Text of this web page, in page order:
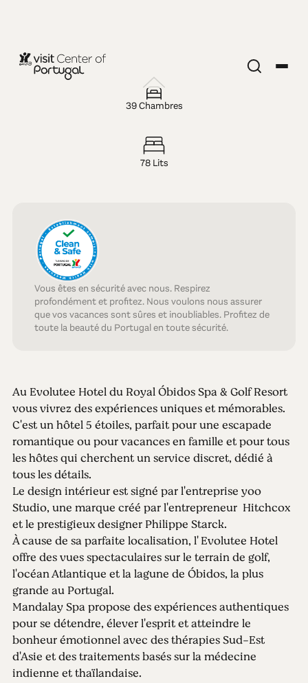
HÔTEL — 5 ÉTOILES
Evolutee
39 Chambres
78 Lits
Vous êtes en sécurité avec nous. Respirez
profondément et profitez. Nous voulons nous assurer
que vos vacances sont sûres et inoubliables. Profitez de
toute la beauté du Portugal en toute sécurité.
Au Evolutee Hotel du Royal Óbidos Spa & Golf Resort
vous vivrez des expériences uniques et mémorables.
C'est un hôtel 5 étoiles, parfait pour une escapade
romantique ou pour vacances en famille et pour tous
les hôtes qui cherchent un service discret, dédié à
tous les détails.
Le design intérieur est signé par l'entreprise yoo
Studio, une marque créé par l'entrepreneur Hitchcox
et le prestigieux designer Philippe Starck.
À cause de sa parfaite localisation, l' Evolutee Hotel
offre des vues spectaculaires sur le terrain de golf,
l'océan Atlantique et la lagune de Óbidos, la plus
grande au Portugal.
Mandalay Spa propose des expériences authentiques
pour se détendre, élever l'esprit et atteindre le
bonheur émotionnel avec des thérapies Sud-Est
d'Asie et des traitements basés sur la médecine
indienne et thaïlandaise.